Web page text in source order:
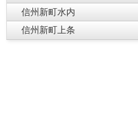
信州新町水内
信州新町上条